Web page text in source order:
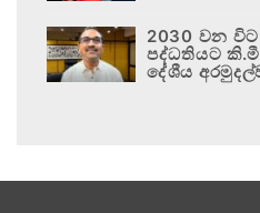
2030 වන විට
පද්ධතියට
දේශීය